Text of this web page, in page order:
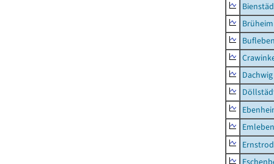
Brüheim
Dachwig
Emleben